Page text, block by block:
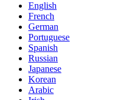
English
French
German
Portuguese
Spanish
Russian
Japanese
Korean
Arabic